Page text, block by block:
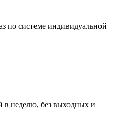
по системе индивидуальной
в неделю, без выходных и